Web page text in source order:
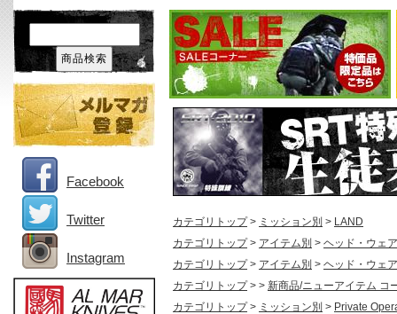
カテゴリトップ> ミッション別 > LAND
カテゴリトップ> アイテム別 > ヘッド・ウェア
カテゴリトップ> アイテム別 > ヘッド・ウェア
カテゴリトップ> > 新商品/ニューアイテム コ
カテゴリトップ> ミッション別 > Private
Facebook
Twitter
Instagram